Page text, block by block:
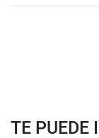
TE PUEDE